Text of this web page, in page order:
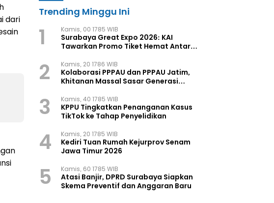
dari
Trending Minggu Ini
1 Kamis, 00 1785 WIB
Surabaya Great Expo 2026: KAI
Tawarkan Promo Tiket Hemat Antar
2 Kamis, 20 1786 WIB
Kolaborasi PPPAU dan PPPAU Jatim,
Khitanan Massal Sasar Generasi
3 Kamis, 40 1785 WIB
KPPU Tingkatkan Penanganan Kasus
TikTok ke Tahap Penyelidikan
4 Kamis, 20 1785 WIB
Kediri Tuan Rumah Kejurprov Senam
Jawa Timur 2026
5 Kamis, 60 1785 WIB
Atasi Banjir, DPRD Surabaya Siapkan
Skema Preventif dan Anggaran Baru